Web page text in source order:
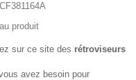
CF381164A
produit
sur ce site des rétroviseurs
avez besoin pour